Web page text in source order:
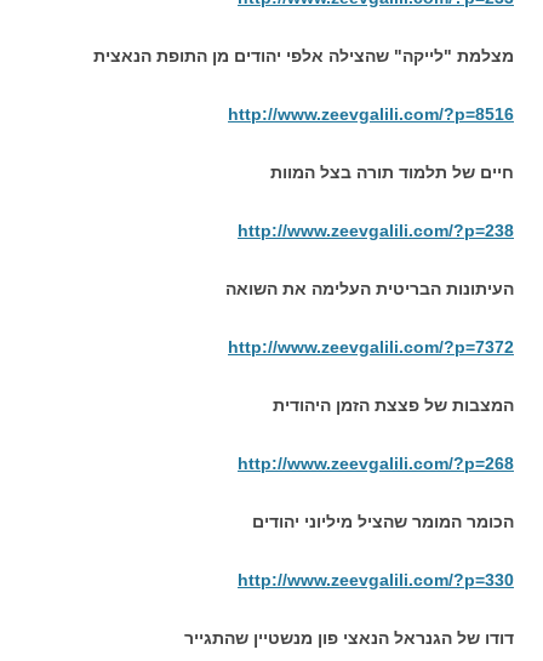
מצלמת "לייקה" שהצילה אלפי יהודים מן התופת הנאצית
http://www.zeevgalili.com/?p=8516
חיים של תלמוד תורה בצל המוות
http://www.zeevgalili.com/?p=238
העיתונות הבריטית העלימה את השואה
http://www.zeevgalili.com/?p=7372
המצבות של פצצת הזמן היהודית
http://www.zeevgalili.com/?p=268
הכומר המומר שהציל מיליוני יהודים
http://www.zeevgalili.com/?p=330
דודו של הגנראל הנאצי פון מנשטיין שהתגייר